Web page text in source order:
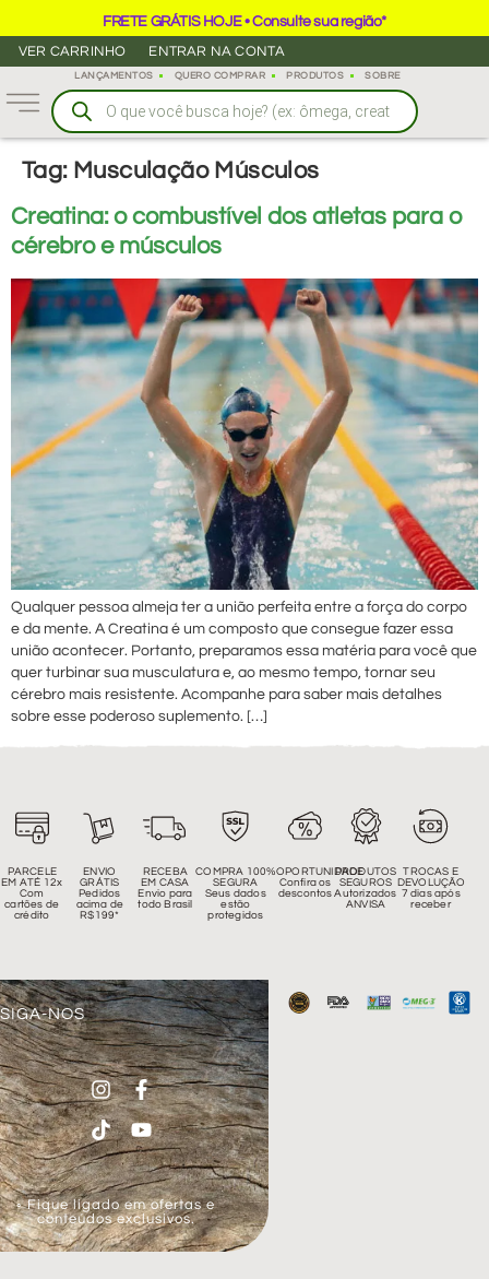
FRETE GRÁTIS HOJE • Consulte sua região*
VER CARRINHO
ENTRAR NA CONTA
LANÇAMENTOS QUERO COMPRAR PRODUTOS SOBRE
Tag: Musculação Músculos
Creatina: o combustível dos atletas para o
cérebro e músculos
Qualquer pessoa almeja ter a união perfeita entre a força do corpo
e da mente. A Creatina é um composto que consegue fazer essa
união acontecer. Portanto, preparamos essa matéria para você que
quer turbinar sua musculatura e, ao mesmo tempo, tornar seu
cérebro mais resistente. Acompanhe para saber mais detalhes
sobre esse poderoso suplemento. […]
PARCELE
EM ATÉ 12x
Com
cartões de
crédito
ENVIO
GRÁTIS
Pedidos
acima de
R$199*
RECEBA
EM CASA
Envio para
todo Brasil
COMPRA 100%
SEGURA
Seus dados
estão
protegidos
OPORTUNIDADE
Confira os
descontos
PRODUTOS
SEGUROS
Autorizados
ANVISA
TROCAS E
DEVOLUÇÃO
7 dias após
receber
SIGA-NOS
◦ Fique ligado em ofertas e
conteúdos exclusivos.